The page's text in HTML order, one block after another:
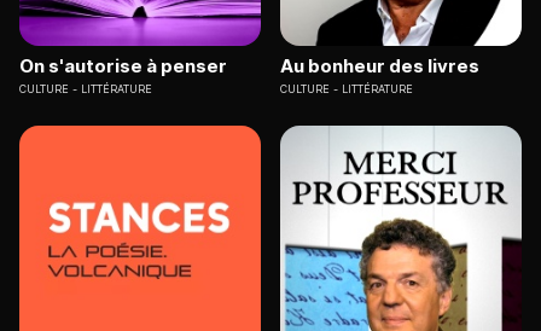
On s'autorise à penser
CULTURE LITTÉRATURE
Au bonheur des livres
CULTURE LITTÉRATURE